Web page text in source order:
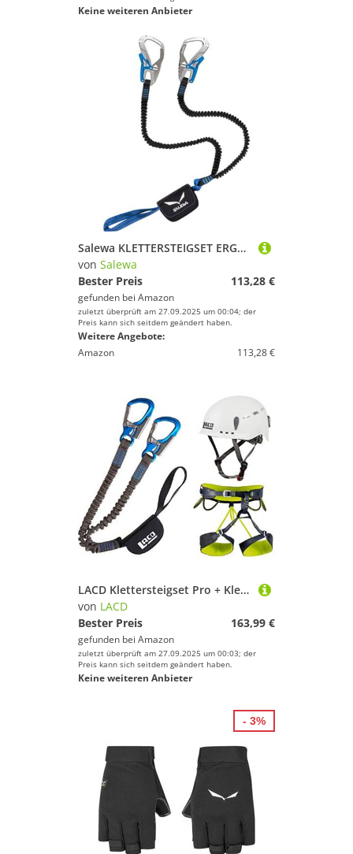
Keine weiteren Anbieter
Salewa KLETTERSTEIGSET ERGO CORE
von Salewa
Bester Preis
113,28 €
gefunden bei Amazon
zuletzt überprüft am 27.09.2025 um 00:04; der
Preis kann sich seitdem geändert haben.
Weitere Angebote:
Amazon
113,28 €
LACD Klettersteigset Pro + Klettergurt Camp Größe L + Helm Protector 2.0 White
von LACD
Bester Preis
163,99 €
gefunden bei Amazon
zuletzt überprüft am 27.09.2025 um 00:03; der
Preis kann sich seitdem geändert haben.
Keine weiteren Anbieter
- 3%